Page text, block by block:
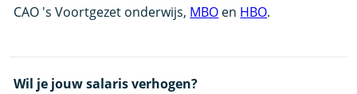
CAO 's Voortgezet onderwijs, MBO en HBO.
Wil je jouw salaris verhogen?